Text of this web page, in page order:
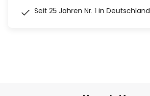
Seit 25 Jahren Nr. 1 in Deutschland